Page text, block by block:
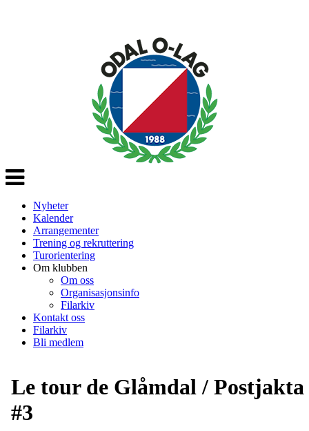
Veksle
navigasjon
Nyheter
Kalender
Arrangementer
Trening og rekruttering
Turorientering
Om klubben
Om oss
Organisasjonsinfo
Filarkiv
Kontakt oss
Filarkiv
Bli medlem
Le tour de Glåmdal / Postjakta
#3